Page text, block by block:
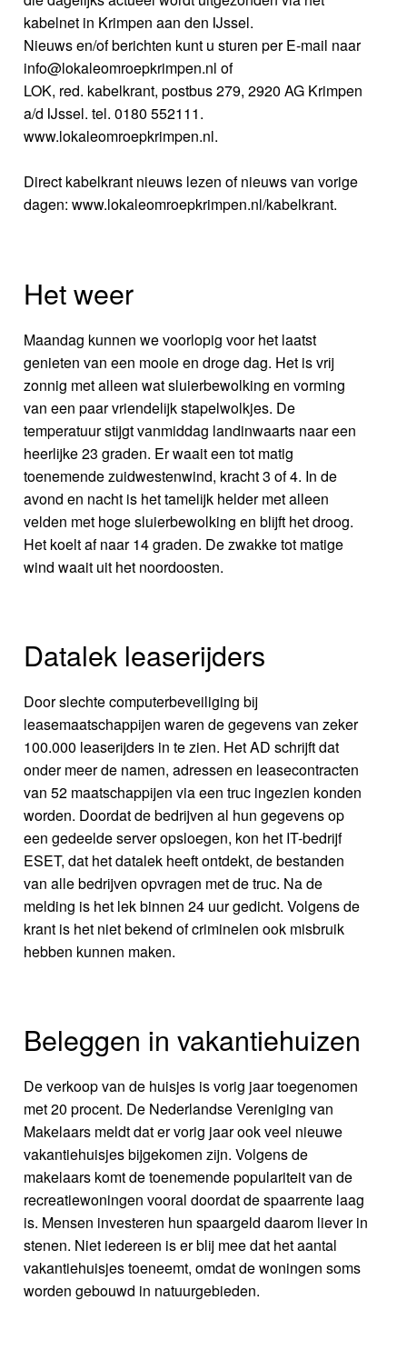
kabelnet in Krimpen aan den IJssel.
Nieuws en/of berichten kunt u sturen per E-mail naar
info@lokaleomroepkrimpen.nl of
LOK, red. kabelkrant, postbus 279, 2920 AG Krimpen
a/d IJssel. tel. 0180 552111.
www.lokaleomroepkrimpen.nl.
Direct kabelkrant nieuws lezen of nieuws van vorige
dagen: www.lokaleomroepkrimpen.nl/kabelkrant.
Het weer
Maandag kunnen we voorlopig voor het laatst
genieten van een mooie en droge dag. Het is vrij
zonnig met alleen wat sluierbewolking en vorming
van een paar vriendelijk stapelwolkjes. De
temperatuur stijgt vanmiddag landinwaarts naar een
heerlijke 23 graden. Er waait een tot matig
toenemende zuidwestenwind, kracht 3 of 4. In de
avond en nacht is het tamelijk helder met alleen
velden met hoge sluierbewolking en blijft het droog.
Het koelt af naar 14 graden. De zwakke tot matige
wind waait uit het noordoosten.
Datalek leaserijders
Door slechte computerbeveiliging bij
leasemaatschappijen waren de gegevens van zeker
100.000 leaserijders in te zien. Het AD schrijft dat
onder meer de namen, adressen en leasecontracten
van 52 maatschappijen via een truc ingezien konden
worden. Doordat de bedrijven al hun gegevens op
een gedeelde server opsloegen, kon het IT-bedrijf
ESET, dat het datalek heeft ontdekt, de bestanden
van alle bedrijven opvragen met de truc. Na de
melding is het lek binnen 24 uur gedicht. Volgens de
krant is het niet bekend of criminelen ook misbruik
hebben kunnen maken.
Beleggen in vakantiehuizen
De verkoop van de huisjes is vorig jaar toegenomen
met 20 procent. De Nederlandse Vereniging van
Makelaars meldt dat er vorig jaar ook veel nieuwe
vakantiehuisjes bijgekomen zijn. Volgens de
makelaars komt de toenemende populariteit van de
recreatiewoningen vooral doordat de spaarrente laag
is. Mensen investeren hun spaargeld daarom liever in
stenen. Niet iedereen is er blij mee dat het aantal
vakantiehuisjes toeneemt, omdat de woningen soms
worden gebouwd in natuurgebieden.